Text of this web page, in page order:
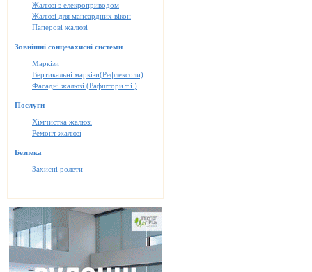
Жалюзі з елекроприводом
Жалюзі для мансардних вікон
Паперові жалюзі
Зовнішні сонцезахисні системи
Маркізи
Вертикальні маркізи(Рефлексоли)
Фасадні жалюзі (Рафштори т.і.)
Послуги
Хімчистка жалюзі
Ремонт жалюзі
Безпека
Захисні ролети